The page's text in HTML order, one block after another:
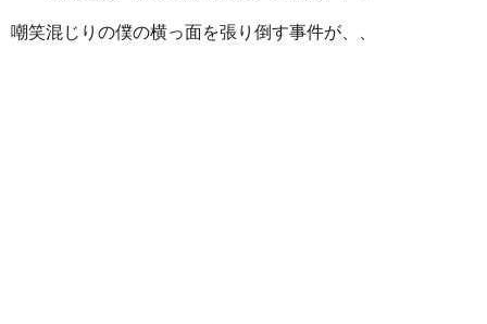
嘲笑混じりの僕の横っ面を張り倒す事件が、、